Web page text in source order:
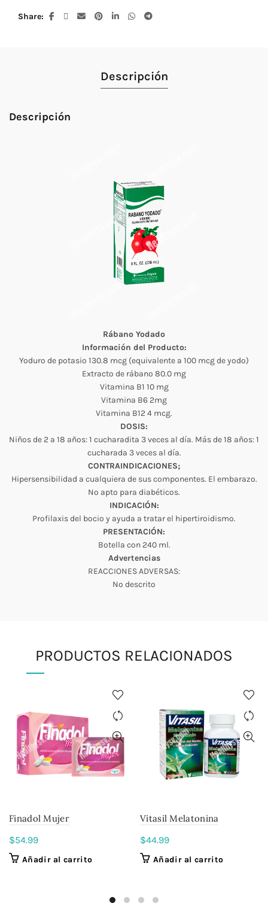
Share
Descripción
Descripción
Rábano Yodado
Información del Producto:
Yoduro de potasio 130.8 mcg (equivalente a 100 mcg de yodo)
Extracto de rábano 80.0 mg
Vitamina B1 10 mg
Vitamina B6 2mg
Vitamina B12 4 mcg.
DOSIS:
Niños de 2 a 18 años: 1 cucharadita 3 veces al día. Más de 18 años: 1
cucharada 3 veces al día.
CONTRAINDICACIONES;
Hipersensibilidad a cualquiera de sus componentes. El embarazo.
No apto para diabéticos.
INDICACIÓN:
Profilaxis del bocio y ayuda a tratar el hipertiroidismo.
PRESENTACIÓN:
Botella con 240 ml.
Advertencias
REACCIONES ADVERSAS:
No descrito
PRODUCTOS RELACIONADOS
Finadol Mujer
$54.99
Añadir al carrito
Vitasil Melatonina
$44.99
Añadir al carrito